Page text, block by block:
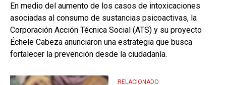
En medio del aumento de los casos de intoxicaciones
asociadas al consumo de sustancias psicoactivas, la
Corporación Acción Técnica Social (ATS) y su proyecto
Échele Cabeza anunciaron una estrategia que busca
fortalecer la prevención desde la ciudadanía.
RELACIONADO